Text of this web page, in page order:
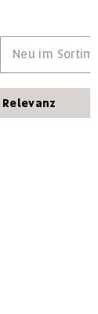
Neu im
Relevanz